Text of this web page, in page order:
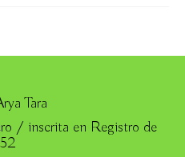
Tara
/ inscrita en Registro de